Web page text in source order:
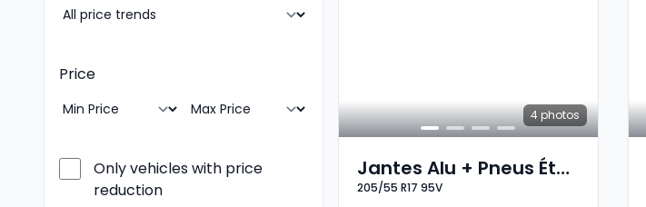
Price
Only vehicles with price
reduction
4photos
Jantes Alu + Pneus Été
17 205/55 R17 95V
205/55 R17 95V